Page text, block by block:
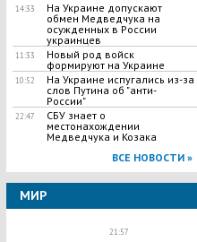
14:33
На Украине допускают
обмен Медведчука на
осужденных в России
украинцев
11:33
Новый род войск
формируют на Украине
10:52
На Украине испугались из-за
слов Путина об "анти-
России"
22:47
СБУ знает о
местонахождении
Медведчука и Козака
ВСЕ НОВОСТИ »
МИР
21:57